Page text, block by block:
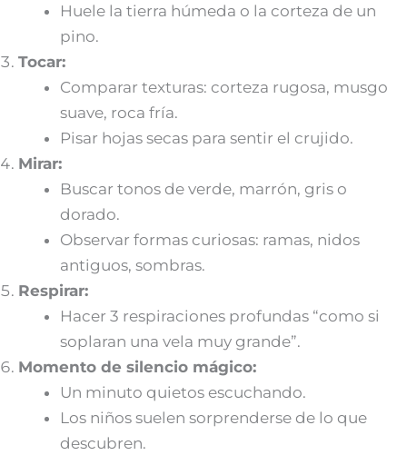
Huele la tierra húmeda o la corteza de un
pino.
Tocar:
Comparar texturas: corteza rugosa, musgo
suave, roca fría.
Pisar hojas secas para sentir el crujido.
Mirar:
Buscar tonos de verde, marrón, gris o
dorado.
Observar formas curiosas: ramas, nidos
antiguos, sombras.
Respirar:
Hacer 3 respiraciones profundas “como si
soplaran una vela muy grande”.
Momento de silencio mágico:
Un minuto quietos escuchando.
Los niños suelen sorprenderse de lo que
descubren.